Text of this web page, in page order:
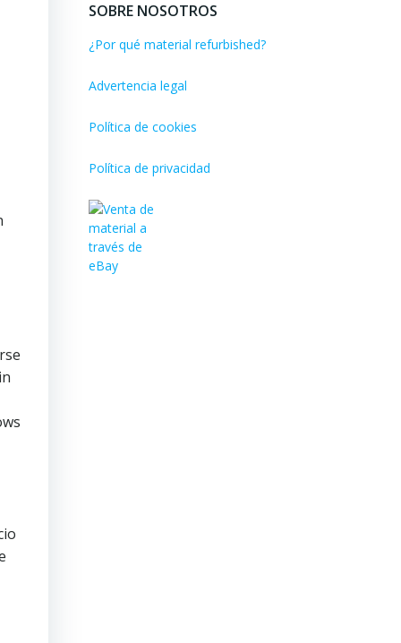
SOBRE NOSOTROS
¿Por qué material refurbished?
Advertencia legal
Política de cookies
Política de privacidad